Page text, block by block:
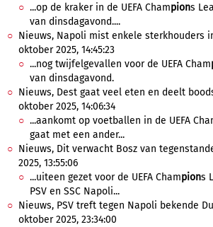
...op de kraker in de UEFA Champions
van dinsdagavond....
Nieuws, Napoli mist enkele sterkhouders
oktober 2025, 14:45:23
...nog twijfelgevallen voor de UEFA Cham
van dinsdagavond.
Nieuws, Dest gaat veel eten en deelt
oktober 2025, 14:06:34
...aankomt op voetballen in de UEFA
gaat met een ander...
Nieuws, Dit verwacht Bosz van
2025, 13:55:06
...uiteen gezet voor de UEFA Champions
PSV en SSC Napoli...
Nieuws, PSV treft tegen Napoli bekende
oktober 2025, 23:34:00